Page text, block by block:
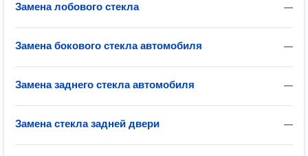
—
Замена лобового стекла
—
Замена бокового стекла автомобиля
—
Замена заднего стекла автомобиля
—
Замена стекла задней двери